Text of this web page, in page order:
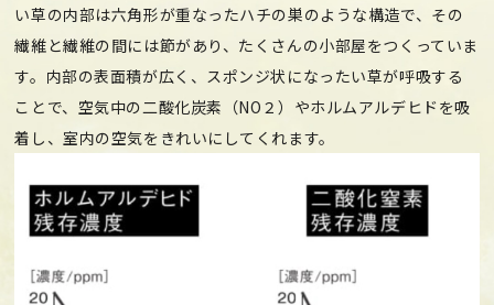
い草の内部は六角形が重なったハチの巣のような構造で、その
繊維と繊維の間には節があり、たくさんの小部屋をつくっていま
す。内部の表面積が広く、スポンジ状になったい草が呼吸する
ことで、空気中の二酸化炭素（NO２）やホルムアルデヒドを吸
着し、室内の空気をきれいにしてくれます。